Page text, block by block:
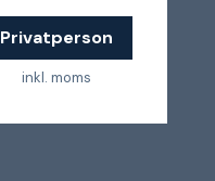
Privatperson
inkl. moms